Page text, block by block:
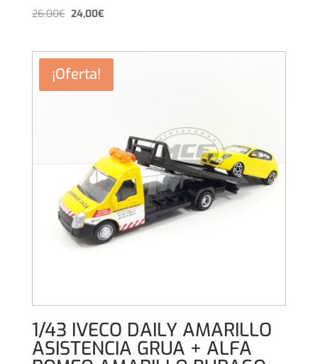
26,00€El
era:
26,00€.
24,00€El
es:
¡Oferta!
1/43 IVECO DAILY AMARILLO
ASISTENCIA GRUA + ALFA